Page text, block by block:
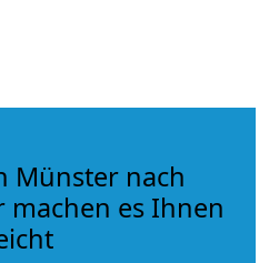
Münster nach
machen es Ihnen